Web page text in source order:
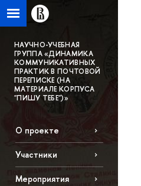
НАУЧНО-УЧЕБНАЯ
ГРУППА «ДИНАМИКА
КОММУНИКАТИВНЫХ
ПРАКТИК В ПОЧТОВОЙ
ПЕРЕПИСКЕ (НА
МАТЕРИАЛЕ КОРПУСА
"ПИШУ ТЕБЕ")»
О проекте
Участники
Мероприятия